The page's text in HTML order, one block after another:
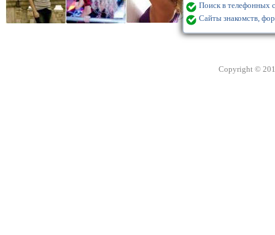
Поиск в телефонных
Сайты знакомств,
Copyright ©